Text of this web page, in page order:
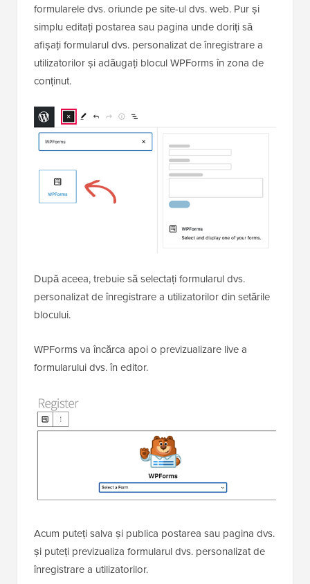
formularele dvs. oriunde pe site-ul dvs. web. Pur și
simplu editați postarea sau pagina unde doriți să
afișați formularul dvs. personalizat de înregistrare a
utilizatorilor și adăugați blocul WPForms în zona de
conținut.
După aceea, trebuie să selectați formularul dvs.
personalizat de înregistrare a utilizatorilor din setările
blocului.
WPForms va încărca apoi o previzualizare live a
formularului dvs. în editor.
Acum puteți salva și publica postarea sau pagina dvs.
și puteți previzualiza formularul dvs. personalizat de
înregistrare a utilizatorilor.